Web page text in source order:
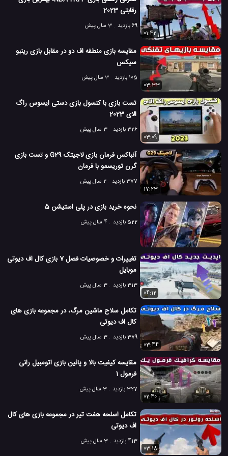
رقابتی 2023
69 بازدید
3 سال پیش
01:42
مقایسه بازی منطقه اف دو در مقابل بازی رینبو
سیکس
105 بازدید
3 سال پیش
03:33
تست بازی با کنسول بازی دستی ایسوس راگ
الای 2023
326 بازدید
3 سال پیش
03:09
آنباکس فرمان بازی لاجیتک G29 و تست بازی
گرن توریسمو با فرمان
377 بازدید
2 سال پیش
17:23
نحوه خرید بازی در پلی استیشن 5
522 بازدید 4 سال پیش
تغییرات و خصوصیات فصل 7 بازی کال اف دیوتی
موبایل
313 بازدید
3 سال پیش
04:12
تکامل سلاح ماشین مرگ، در مجموعه بازی های
کال اف دیوتی
379 بازدید
3 سال پیش
03:44
مقایسه کیفیت بالا و پائین بازی اتومبیل رانی
فرمول 1
327 بازدید
3 سال پیش
02:40
تکامل اسلحه هفت تیر در مجموعه بازی های کال
اف دیوتی
413 بازدید
3 سال پیش
03:18